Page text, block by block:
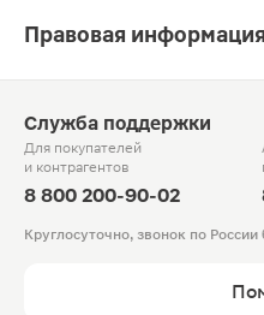
Правовая информация
Служба поддержки
Для покупателей
и контрагентов
8 800 200-90-02
Круглосуточно, звонок по